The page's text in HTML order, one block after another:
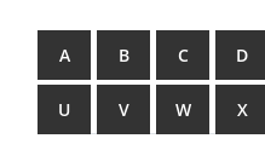
A B C D
U V W X